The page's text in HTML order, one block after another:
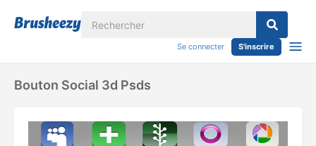
Se connecter S'inscrire
Bouton Social 3d Psds